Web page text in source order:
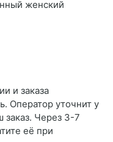
женский
и заказа
Оператор уточнит у
заказ. Через 3-7
её при